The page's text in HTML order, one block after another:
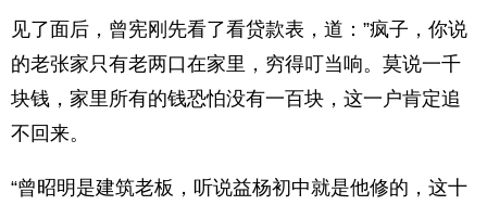
见了面后，曾宪刚先看了看贷款表，道：”疯子，你说
的老张家只有老两口在家里，穷得叮当响。莫说一千
块钱，家里所有的钱恐怕没有一百块，这一户肯定追
不回来。
“曾昭明是建筑老板，听说益杨初中就是他修的，这十